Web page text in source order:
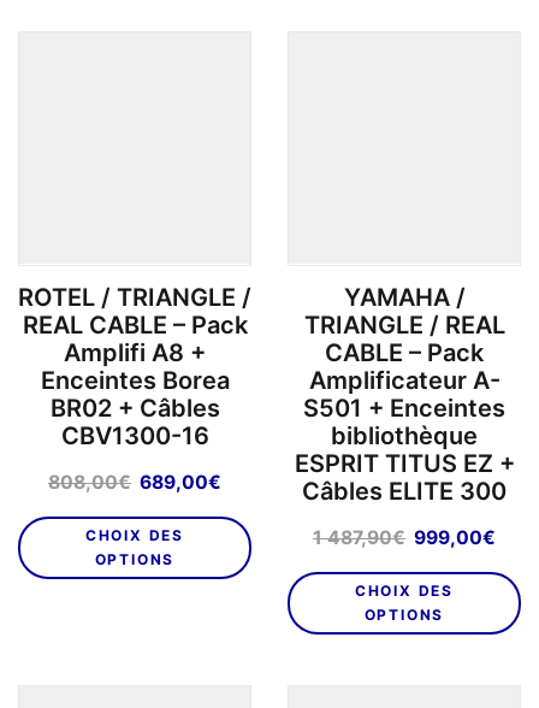
ROTEL / TRIANGLE /
REAL CABLE – Pack
Amplifi A8 +
Enceintes Borea
BR02 + Câbles
CBV1300-16
808,00€ Le
initial
était :
808,00€.
689,00€
actuel
est :
689,00€.
CHOIX DES
OPTIONS
YAMAHA /
TRIANGLE / REAL
CABLE – Pack
Amplificateur A-
S501 + Enceintes
bibliothèque
ESPRIT TITUS EZ +
Câbles ELITE 300
1 487,90€ Le
initial
était :
1
999,00€
est :
CHOIX DES
OPTIONS